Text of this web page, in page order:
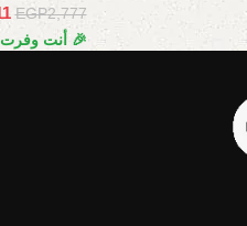
EGP2,777
🎉 أنت